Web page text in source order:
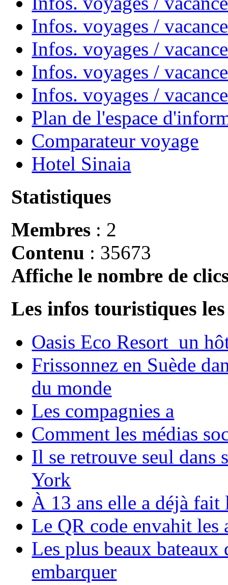
Infos. voyages /
Infos. voyages /
Infos. voyages /
Infos. voyages /
Plan de l'espace
Comparateur voyage
Hotel Sinaia
Statistiques
Membres : 2
Contenu : 35673
Affiche le nombre de
Les infos touristiques
Oasis Eco Resort un
Frissonnez en Suède
du monde
Les compagnies a
Comment les médias
Il se retrouve seul dans
York
À 13 ans elle a déjà
Le QR code envahit les
Les plus beaux bateaux
embarquer